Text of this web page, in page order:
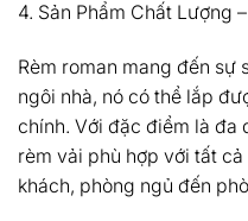
4. Sản Phẩm Chất Lượng
Rèm roman mang đến sự
ngôi nhà, nó có thể lắp
chính. Với đặc điểm là đa
rèm vải phù hợp với tất
khách, phòng ngủ đến